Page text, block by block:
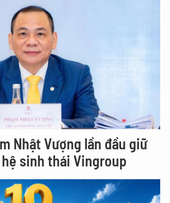
Nhật Vượng lần đầu giữ
sinh thái Vingroup